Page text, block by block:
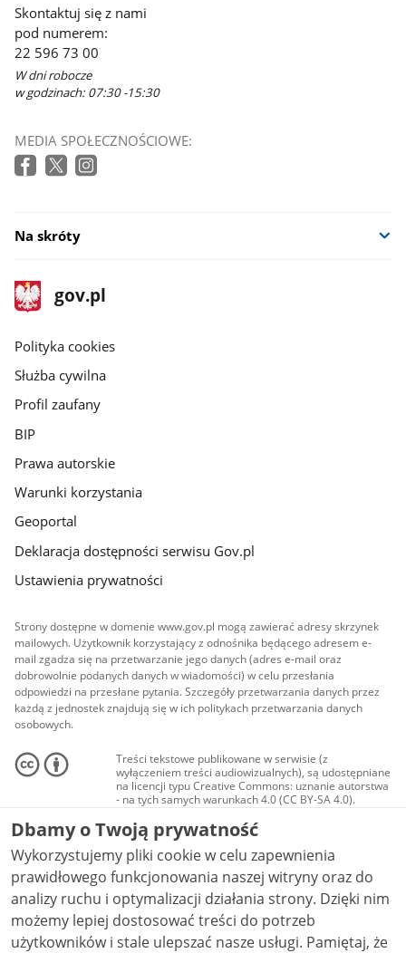
Skontaktuj się z nami
pod numerem:
22 596 73 00
W dni robocze
w godzinach: 07:30 -15:30
MEDIA SPOŁECZNOŚCIOWE:
Na skróty
stopka
gov.pl
Strona
gov.pl
gov.pl
Polityka cookies
Służba cywilna
Profil zaufany
BIP
Prawa autorskie
Warunki korzystania
Geoportal
Deklaracja dostępności serwisu Gov.pl
Ustawienia prywatności
Strony dostępne w domenie www.gov.pl mogą zawierać adresy skrzynek
mailowych. Użytkownik korzystający z odnośnika będącego adresem e-
mail zgadza się na przetwarzanie jego danych (adres e-mail oraz
dobrowolnie podanych danych w wiadomości) w celu przesłania
odpowiedzi na przesłane pytania. Szczegóły przetwarzania danych przez
każdą z jednostek znajdują się w ich politykach przetwarzania danych
osobowych.
Treści tekstowe publikowane w serwisie (z
wyłączeniem treści audiowizualnych), są udostępniane
na licencji typu Creative Commons: uznanie autorstwa
- na tych samych warunkach 4.0 (CC BY-SA 4.0).
Materiały audiowizualne, w tym zdjęcia, materiały
audio i wideo, są udostępniane na licencji typu
Creative Commons: uznanie autorstwa użycie
niekomercyjne - bez utworów zależnych 4.0 (CC BY-
NC-ND 4.0), o ile nie jest to stwierdzone inaczej.
Dbamy o Twoją prywatność
Wykorzystujemy pliki cookie w celu zapewnienia
prawidłowego funkcjonowania naszej witryny oraz do
analizy ruchu i optymalizacji działania strony. Dzięki nim
możemy lepiej dostosować treści do potrzeb
użytkowników i stale ulepszać nasze usługi. Pamiętaj, że